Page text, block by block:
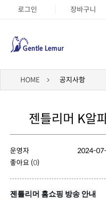
로그인 장바구니
HOME 공지사항
젠틀리머 K알
운영자 2024-
좋아요 (0)
젠틀리머 홈쇼핑 방송 안내